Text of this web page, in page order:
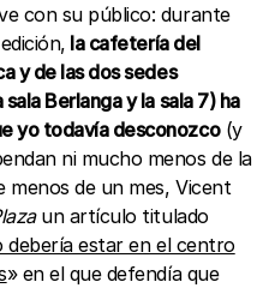
con su público: durante
la cafetería del
y de las dos sedes
Berlanga y la sala 7) ha
yo todavía desconozco(y
ni mucho menos de la
menos de un mes, Vicent
un artículo titulado
debería estar en el centro
» en el que defendía que